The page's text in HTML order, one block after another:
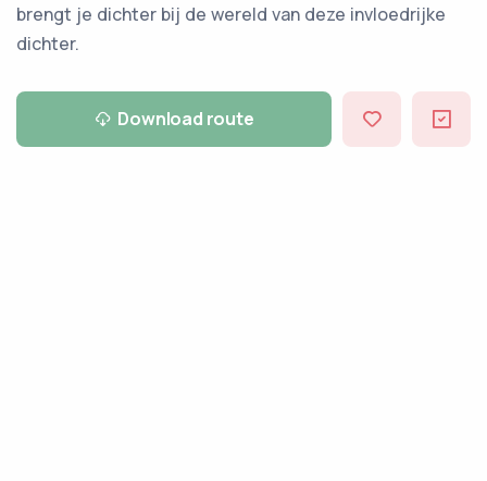
brengt je dichter bij de wereld van deze invloedrijke
dichter.
Download route